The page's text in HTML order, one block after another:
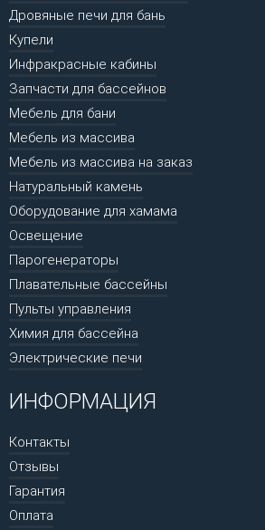
Дровяные печи для бань
Купели
Инфракрасные кабины
Запчасти для бассейнов
Мебель для бани
Мебель из массива
Мебель из массива на заказ
Натуральный камень
Оборудование для хамама
Освещение
Парогенераторы
Плавательные бассейны
Пульты управления
Химия для бассейна
Электрические печи
ИНФОРМАЦИЯ
Контакты
Отзывы
Гарантия
Оплата